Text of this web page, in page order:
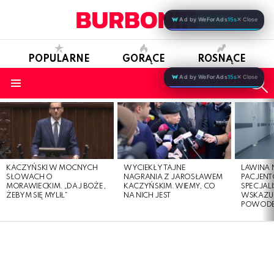
POPULARNE GORĄCE ROSNĄCE
LATEST
KACZYŃSKI W MOCNYCH
SŁOWACH O
MORAWIECKIM. „DAJ BOŻE,
ŻEBYM SIĘ MYLIŁ”
WYCIEKŁY TAJNE
NAGRANIA Z JAROSŁAWEM
KACZYŃSKIM. WIEMY, CO
NA NICH JEST
LAWINA
Ad by WeForAds15s✕ Close
Ad by WeForAds15s✕ Close